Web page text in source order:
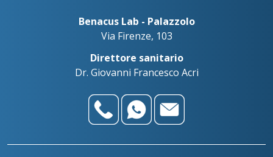
Benacus Lab - Palazzolo
Via Firenze, 103
Direttore sanitario
Dr. Giovanni Francesco Acri